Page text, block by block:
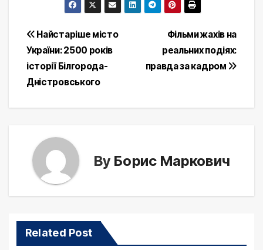
Post
navigation
Фільми жахів на
реальних подіях:
правда за кадром
Найстаріше місто
України: 2500 років
історії Білгорода-
Дністровського
By Борис Маркович
Related Post